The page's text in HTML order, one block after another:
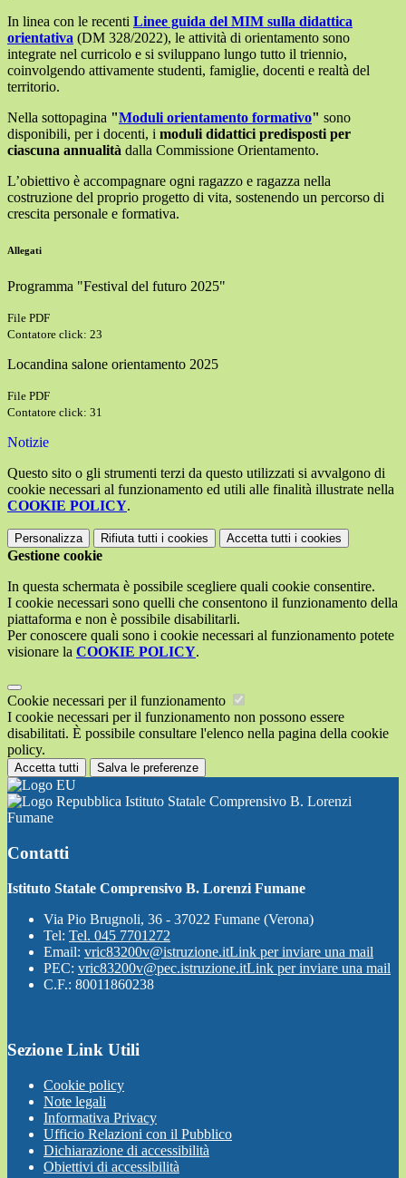
In linea con le recenti Linee guida del MIM sulla didattica
orientativa (DM 328/2022), le attività di orientamento sono
integrate nel curricolo e si sviluppano lungo tutto il triennio,
coinvolgendo attivamente studenti, famiglie, docenti e realtà del
territorio.
Nella sottopagina "Moduli orientamento formativo" sono
disponibili, per i docenti, i moduli didattici predisposti per
ciascuna annualità dalla Commissione Orientamento.
L’obiettivo è accompagnare ogni ragazzo e ragazza nella
costruzione del proprio progetto di vita, sostenendo un percorso di
crescita personale e formativa.
Allegati
Programma "Festival del futuro 2025"
File PDF
Contatore click: 23
Locandina salone orientamento 2025
File PDF
Contatore click: 31
Notizie
Questo sito o gli strumenti terzi da questo utilizzati si avvalgono di
cookie necessari al funzionamento ed utili alle finalità illustrate nella
COOKIE POLICY.
Personalizza Rifiuta tutti i cookies Accetta tutti i cookies
Gestione cookie
In questa schermata è possibile scegliere quali cookie consentire.
I cookie necessari sono quelli che consentono il funzionamento della
piattaforma e non è possibile disabilitarli.
Per conoscere quali sono i cookie necessari al funzionamento potete
visionare la COOKIE POLICY.
Cookie necessari per il funzionamento
I cookie necessari per il funzionamento non possono essere
disabilitati. È possibile consultare l'elenco nella pagina della cookie
policy.
Accetta tutti Salva le preferenze
Istituto Statale Comprensivo B. Lorenzi
Fumane
Contatti
Istituto Statale Comprensivo B. Lorenzi Fumane
Via Pio Brugnoli, 36 - 37022 Fumane (Verona)
Tel: Tel. 045 7701272
Email: vric83200v@istruzione.itLink per inviare una mail
PEC: vric83200v@pec.istruzione.itLink per inviare una mail
C.F.: 80011860238
Sezione Link Utili
Cookie policy
Note legali
Informativa Privacy
Ufficio Relazioni con il Pubblico
Dichiarazione di accessibilità
Obiettivi di accessibilità